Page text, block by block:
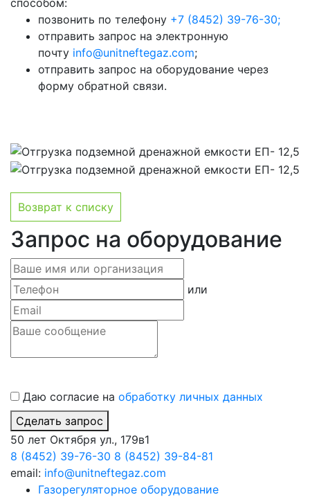
позвонить по телефону +7 (8452) 39-76-30;
отправить запрос на электронную
почту info@unitneftegaz.com;
отправить запрос на оборудование через
форму обратной связи.
Возврат к списку
Запрос на оборудование
или
Даю согласие на обработку личных данных
Сделать запрос
50 лет Октября ул., 179в1
8 (8452) 39-76-30 8 (8452) 39-84-81
email: info@unitneftegaz.com
Газорегуляторное оборудование